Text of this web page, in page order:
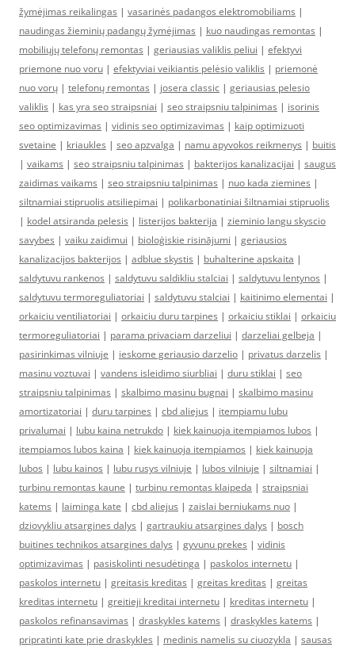
žymėjimas reikalingas | vasarinės padangos elektromobiliams |
naudingas žieminių padangų žymėjimas | kuo naudingas remontas |
mobiliųjų telefonų remontas | geriausias valiklis peliui | efektyvi
priemone nuo voru | efektyviai veikiantis pelėsio valiklis | priemonė
nuo vorų | telefonų remontas | josera classic | geriausias pelesio
valiklis | kas yra seo straipsniai | seo straipsniu talpinimas | isorinis
seo optimizavimas | vidinis seo optimizavimas | kaip optimizuoti
svetaine | kriaukles | seo apzvalga | namu apyvokos reikmenys | buitis
| vaikams | seo straipsniu talpinimas | bakterijos kanalizacijai | saugus
zaidimas vaikams | seo straipsniu talpinimas | nuo kada ziemines |
siltnamiai stipruolis atsiliepimai | polikarbonatiniai šiltnamiai stipruolis
| kodel atsiranda pelesis | listerijos bakterija | zieminio langu skyscio
savybes | vaiku zaidimui | bioloģiskie risinājumi | geriausios
kanalizacijos bakterijos | adblue skystis | buhalterine apskaita |
saldytuvu rankenos | saldytuvu saldikliu stalciai | saldytuvu lentynos |
saldytuvu termoreguliatoriai | saldytuvu stalciai | kaitinimo elementai |
orkaiciu ventiliatoriai | orkaiciu duru tarpines | orkaiciu stiklai | orkaiciu
termoreguliatoriai | parama privaciam darzeliui | darzeliai gelbeja |
pasirinkimas vilniuje | ieskome geriausio darzelio | privatus darzelis |
masinu voztuvai | vandens isleidimo siurbliai | duru stiklai | seo
straipsniu talpinimas | skalbimo masinu bugnai | skalbimo masinu
amortizatoriai | duru tarpines | cbd aliejus | itempiamu lubu
privalumai | lubu kaina netrukdo | kiek kainuoja itempiamos lubos |
itempiamos lubos kaina | kiek kainuoja itempiamos | kiek kainuoja
lubos | lubu kainos | lubu rusys vilniuje | lubos vilniuje | siltnamiai |
turbinu remontas kaune | turbinu remontas klaipeda | straipsniai
katems | laiminga kate | cbd aliejus | zaislai berniukams nuo |
dziovykliu atsargines dalys | gartraukiu atsargines dalys | bosch
buitines technikos atsargines dalys | gyvunu prekes | vidinis
optimizavimas | pasiskolinti nesudėtinga | paskolos internetu |
paskolos internetu | greitasis kreditas | greitas kreditas | greitas
kreditas internetu | greitieji kreditai internetu | kreditas internetu |
paskolos refinansavimas | draskykles katems | draskykles katems |
pripratinti kate prie draskykles | medinis namelis su ciuozykla | sausas